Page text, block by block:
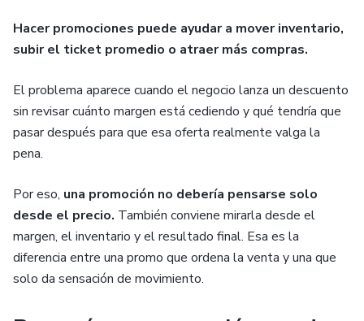
Hacer promociones puede ayudar a mover inventario,
subir el ticket promedio o atraer más compras.
El problema aparece cuando el negocio lanza un descuento
sin revisar cuánto margen está cediendo y qué tendría que
pasar después para que esa oferta realmente valga la
pena.
Por eso, una promoción no debería pensarse solo
desde el precio. También conviene mirarla desde el
margen, el inventario y el resultado final. Esa es la
diferencia entre una promo que ordena la venta y una que
solo da sensación de movimiento.